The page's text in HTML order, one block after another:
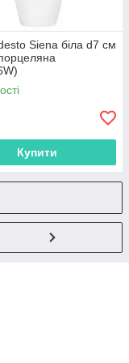
Siena біла d7 см
Купити